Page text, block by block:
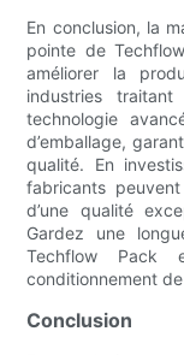
En conclusion, la
pointe de
améliorer la
industries
technologie
d’emballage,
qualité. En
fabricants
d’une qualité
Gardez une
Techflow Pack
conditionnement
Conclusion